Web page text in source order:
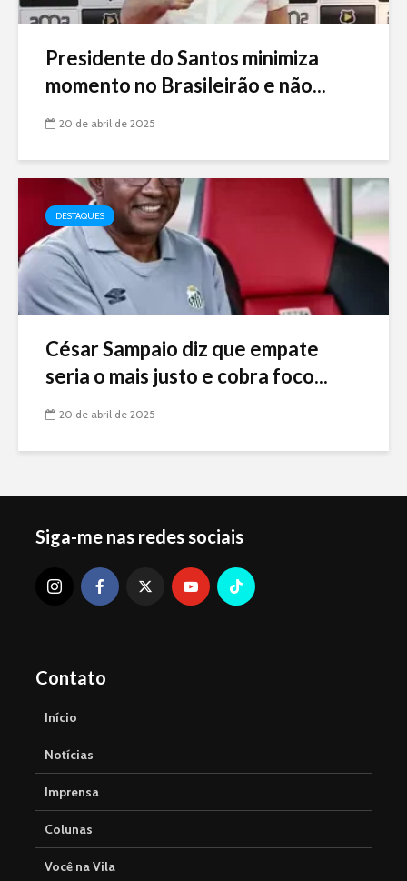
Presidente do Santos minimiza
momento no Brasileirão e não...
20 de abril de 2025
DESTAQUES
César Sampaio diz que empate
seria o mais justo e cobra foco...
20 de abril de 2025
Siga-me nas redes sociais
Contato
Início
Notícias
Imprensa
Colunas
Você na Vila